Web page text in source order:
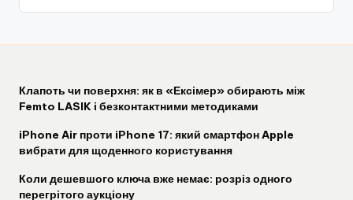
Клапоть чи поверхня: як в «Ексімер» обирають між
Femto LASIK і безконтактними методиками
iPhone Air проти iPhone 17: який смартфон Apple
вибрати для щоденного користування
Коли дешевшого ключа вже немає: розріз одного
перегрітого аукціону